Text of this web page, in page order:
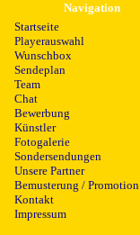
Navigation
Startseite
Playerauswahl
Wunschbox
Sendeplan
Team
Chat
Bewerbung
Künstler
Fotogalerie
Sondersendungen
Unsere Partner
Bemusterung / Promotion
Kontakt
Impressum